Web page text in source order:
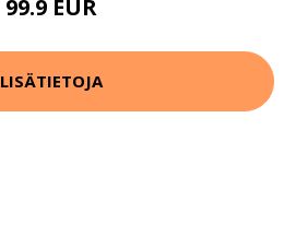
99.9 EUR
LISÄTIETOJA